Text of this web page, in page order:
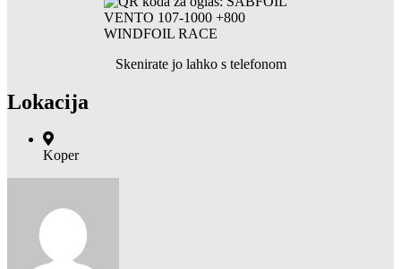
Skenirate jo lahko s telefonom
Lokacija
Koper